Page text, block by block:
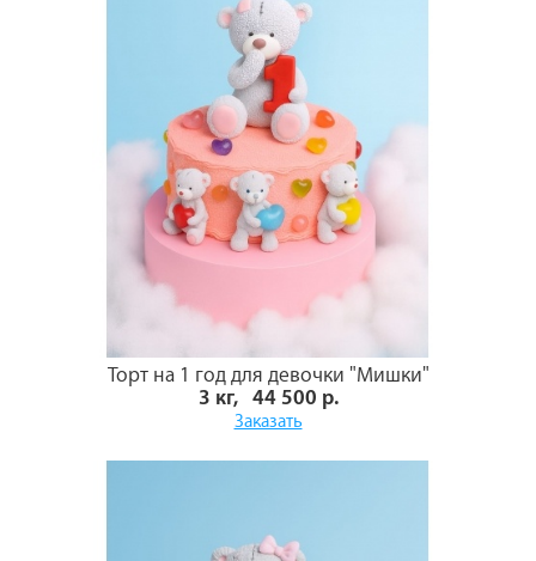
Торт на 1 год для девочки "Мишки"
3 кг, 44 500 р.
Заказать